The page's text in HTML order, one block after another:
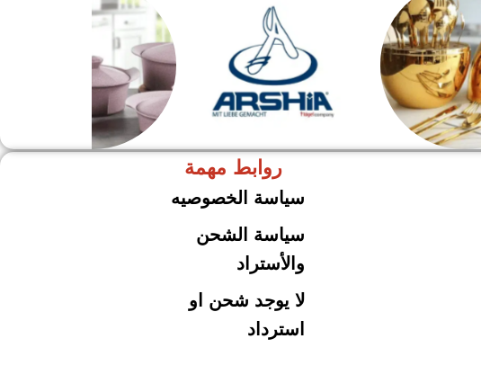
روابط مهمة
سياسة الخصوصيه
سياسة الشحن
والأستراد
لا يوجد شحن او
استرداد